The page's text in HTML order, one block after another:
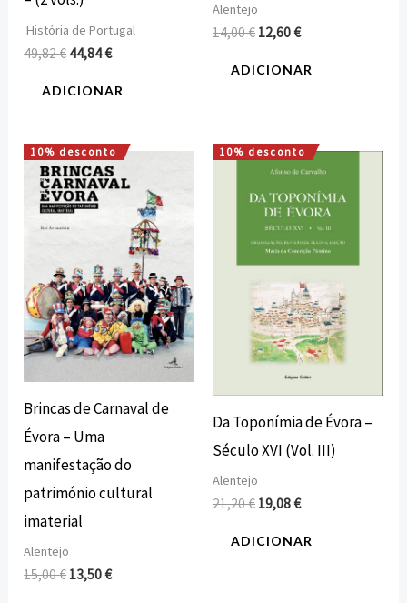
História de Portugal
49,82€ 44,84€
ADICIONAR
Alentejo
14,00€ 12,60€
ADICIONAR
10% desconto
Brincas de Carnaval de
Évora – Uma
manifestação do
património cultural
imaterial
Alentejo
15,00€
O
preço
original
era:
15,00 €.
13,50€
O
preço
atual
13,50 €.
10% desconto
Da Toponímia de Évora –
Século XVI (Vol. III)
Alentejo
21,20€
O
preço
original
era:
21,20 €.
19,08€
O
preço
atual
é:
19,08 €.
ADICIONAR